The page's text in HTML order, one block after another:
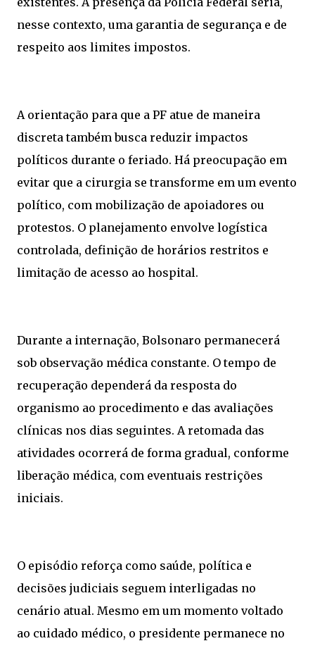
nesse contexto, uma garantia de segurança e de
respeito aos limites impostos.
A orientação para que a PF atue de maneira
discreta também busca reduzir impactos
políticos durante o feriado. Há preocupação em
evitar que a cirurgia se transforme em um evento
político, com mobilização de apoiadores ou
protestos. O planejamento envolve logística
controlada, definição de horários restritos e
limitação de acesso ao hospital.
Durante a internação, Bolsonaro permanecerá
sob observação médica constante. O tempo de
recuperação dependerá da resposta do
organismo ao procedimento e das avaliações
clínicas nos dias seguintes. A retomada das
atividades ocorrerá de forma gradual, conforme
liberação médica, com eventuais restrições
iniciais.
O episódio reforça como saúde, política e
decisões judiciais seguem interligadas no
cenário atual. Mesmo em um momento voltado
ao cuidado médico, o presidente permanece no